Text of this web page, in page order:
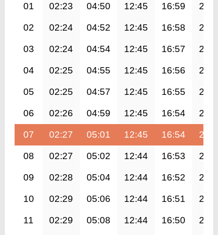
01 02:23 04:50 12:45 16:59
02 02:24 04:52 12:45 16:58
03 02:24 04:54 12:45 16:57
04 02:25 04:55 12:45 16:56
05 02:25 04:57 12:45 16:55
06 02:26 04:59 12:45 16:54
07 02:27 05:01 12:45 16:54
08 02:27 05:02 12:44 16:53
09 02:28 05:04 12:44 16:52
10 02:29 05:06 12:44 16:51
11 02:29 05:08 12:44 16:50